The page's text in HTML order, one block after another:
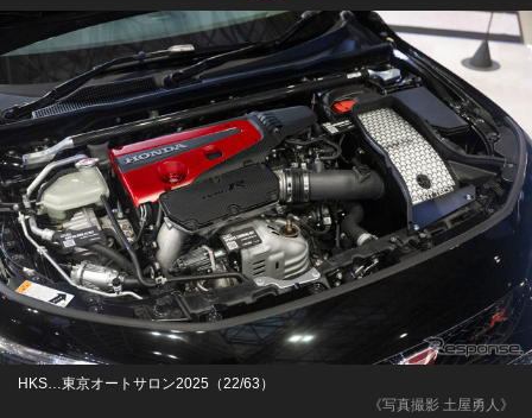
《写真撮影 土屋勇人》
HKS…東京オートサロン2025（22/63）